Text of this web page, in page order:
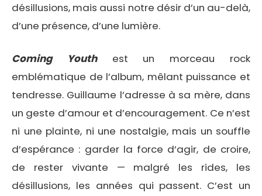
désillusions, mais aussi notre désir d’un au-delà,
d’une présence, d’une lumière.
Coming Youthest un morceau rock
emblématique de l’album, mêlant puissance et
tendresse. Guillaume l’adresse à sa mère, dans
un geste d’amour et d’encouragement. Ce n’est
ni une plainte, ni une nostalgie, mais un souffle
d’espérance : garder la force d’agir, de croire,
de rester vivante — malgré les rides, les
désillusions, les années qui passent. C’est un